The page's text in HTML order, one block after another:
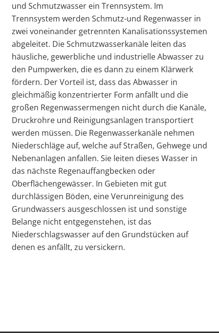
und Schmutzwasser ein Trennsystem. Im
Trennsystem werden Schmutz-und Regenwasser in
zwei voneinander getrennten Kanalisationssystemen
abgeleitet. Die Schmutzwasserkanäle leiten das
häusliche, gewerbliche und industrielle Abwasser zu
den Pumpwerken, die es dann zu einem Klärwerk
fördern. Der Vorteil ist, dass das Abwasser in
gleichmäßig konzentrierter Form anfällt und die
großen Regenwassermengen nicht durch die Kanäle,
Druckrohre und Reinigungsanlagen transportiert
werden müssen. Die Regenwasserkanäle nehmen
Niederschläge auf, welche auf Straßen, Gehwege und
Nebenanlagen anfallen. Sie leiten dieses Wasser in
das nächste Regenauffangbecken oder
Oberflächengewässer. In Gebieten mit gut
durchlässigen Böden, eine Verunreinigung des
Grundwassers ausgeschlossen ist und sonstige
Belange nicht entgegenstehen, ist das
Niederschlagswasser auf den Grundstücken auf
denen es anfällt, zu versickern.